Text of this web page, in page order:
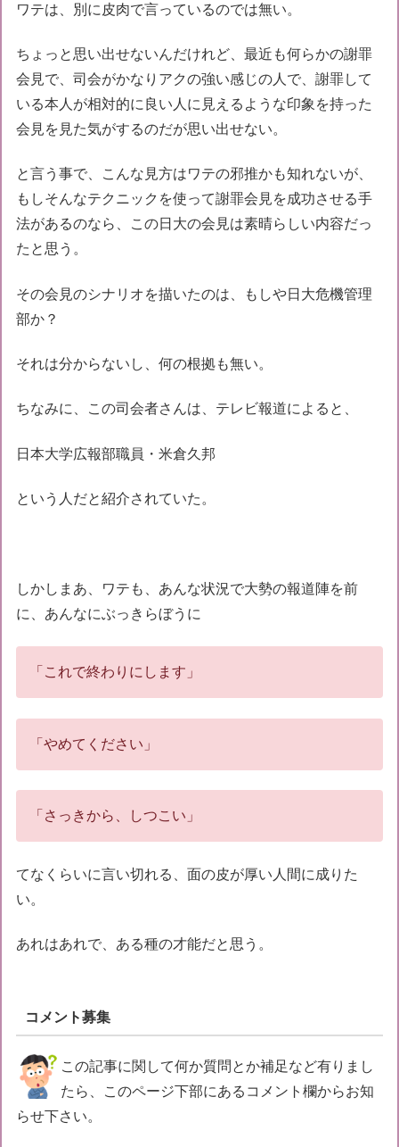
ワテは、別に皮肉で言っているのでは無い。
ちょっと思い出せないんだけれど、最近も何らかの謝罪
会見で、司会がかなりアクの強い感じの人で、謝罪して
いる本人が相対的に良い人に見えるような印象を持った
会見を見た気がするのだが思い出せない。
と言う事で、こんな見方はワテの邪推かも知れないが、
もしそんなテクニックを使って謝罪会見を成功させる手
法があるのなら、この日大の会見は素晴らしい内容だっ
たと思う。
その会見のシナリオを描いたのは、もしや日大危機管理
部か？
それは分からないし、何の根拠も無い。
ちなみに、この司会者さんは、テレビ報道によると、
日本大学広報部職員・米倉久邦
という人だと紹介されていた。
しかしまあ、ワテも、あんな状況で大勢の報道陣を前
に、あんなにぶっきらぼうに
「これで終わりにします」
「やめてください」
「さっきから、しつこい」
てなくらいに言い切れる、面の皮が厚い人間に成りた
い。
あれはあれで、ある種の才能だと思う。
コメント募集
この記事に関して何か質問とか補足など有りまし
たら、このページ下部にあるコメント欄からお知
らせ下さい。